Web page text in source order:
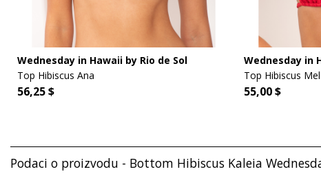
Wednesday in Hawaii by Rio de Sol
Top Hibiscus Ana
56,25 $
Wednesday in
Top Hibiscus Mel
55,00 $
Podaci o proizvodu - Bottom Hibiscus Kaleia